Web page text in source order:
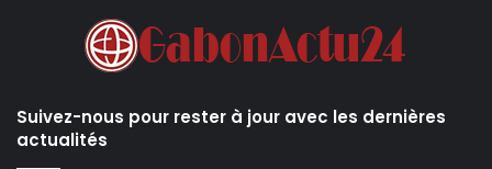
Suivez-nous pour rester à jour avec les dernières
actualités